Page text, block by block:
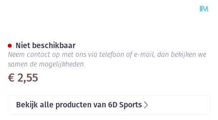
€ 2,55
Niet beschikbaar
Neem contact op met ons via telefoon of e-mail, dan bekijken we
samen de mogelijkheden.
Bekijk alle producten van 6D Sports